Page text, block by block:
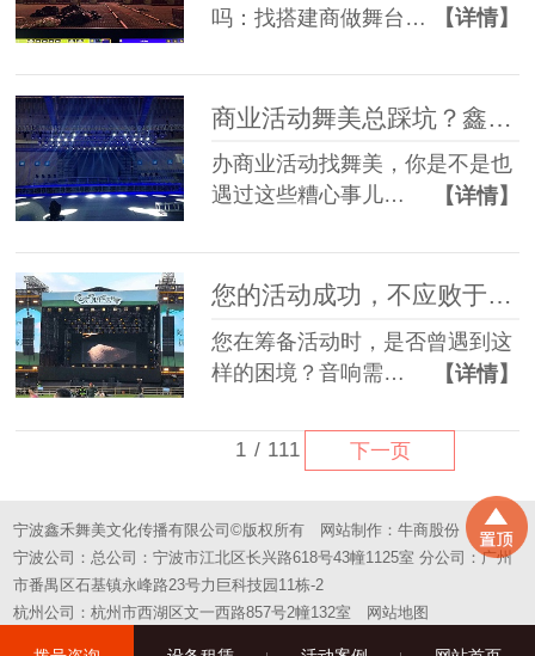
吗：找搭建商做舞台…
【详情】
商业活动舞美总踩坑？鑫禾一站式方案帮您避坑
办商业活动找舞美，你是不是也
遇过这些糟心事儿…
【详情】
您的活动成功，不应败于“拼凑”的舞台——选择一站式，选择省心
您在筹备活动时，是否曾遇到这
样的困境？音响需…
【详情】
1 / 111 下一页
宁波鑫禾舞美文化传播有限公司©版权所有 网站制作：牛商股份
宁波公司：总公司：宁波市江北区长兴路618号43幢1125室 分公司：广州
市番禺区石基镇永峰路23号力巨科技园11栋-2
杭州公司：杭州市西湖区文一西路857号2幢132室
网站地图